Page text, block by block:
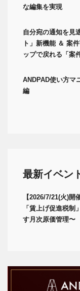
な編集を実現
自分宛の通知を見
ト」新機能 ＆ 案
ップで戻れる「案
ANDPAD使い方
編
最新イベン
【2026/7/21(火)開
「賃上げ促進税制
す月次原価管理〜